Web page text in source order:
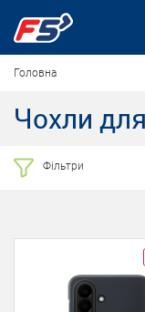
Головна
Чохли
Фільтри